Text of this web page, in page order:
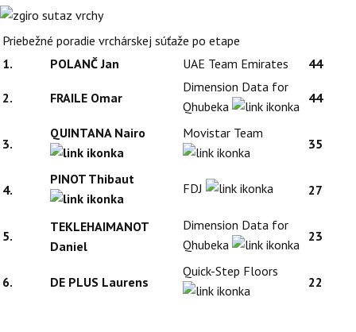
Priebežné poradie vrchárskej súťaže po etape
1.
POLANČ Jan UAE Team Emirates 44
2. FRAILE Omar
Dimension Data for
Qhubeka
44
3.
QUINTANA Nairo Movistar Team
35
4.
PINOT Thibaut
FDJ 27
5.
TEKLEHAIMANOT
Daniel
Dimension Data for
Qhubeka
23
6. DE PLUS Laurens
Quick-Step Floors
22